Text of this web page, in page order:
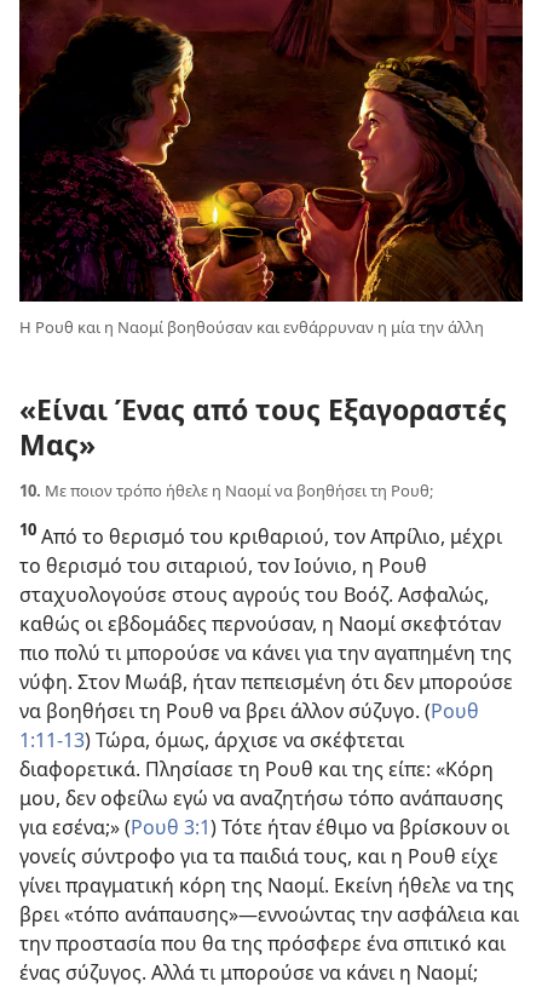
Η Ρουθ και η Ναομί βοηθούσαν και ενθάρρυναν η μία την άλλη
«Είναι Ένας από τους Εξαγοραστές
Μας»
10. Με ποιον τρόπο ήθελε η Ναομί να βοηθήσει τη Ρουθ;
10 Από το θερισμό του κριθαριού, τον Απρίλιο, μέχρι
το θερισμό του σιταριού, τον Ιούνιο, η Ρουθ
σταχυολογούσε στους αγρούς του Βοόζ. Ασφαλώς,
καθώς οι εβδομάδες περνούσαν, η Ναομί σκεφτόταν
πιο πολύ τι μπορούσε να κάνει για την αγαπημένη της
νύφη. Στον Μωάβ, ήταν πεπεισμένη ότι δεν μπορούσε
να βοηθήσει τη Ρουθ να βρει άλλον σύζυγο. (Ρουθ
1:11-13) Τώρα, όμως, άρχισε να σκέφτεται
διαφορετικά. Πλησίασε τη Ρουθ και της είπε: «Κόρη
μου, δεν οφείλω εγώ να αναζητήσω τόπο ανάπαυσης
για εσένα;» (Ρουθ 3:1) Τότε ήταν έθιμο να βρίσκουν οι
γονείς σύντροφο για τα παιδιά τους, και η Ρουθ είχε
γίνει πραγματική κόρη της Ναομί. Εκείνη ήθελε να της
βρει «τόπο ανάπαυσης»​—εννοώντας την ασφάλεια και
την προστασία που θα της πρόσφερε ένα σπιτικό και
ένας σύζυγος. Αλλά τι μπορούσε να κάνει η Ναομί;